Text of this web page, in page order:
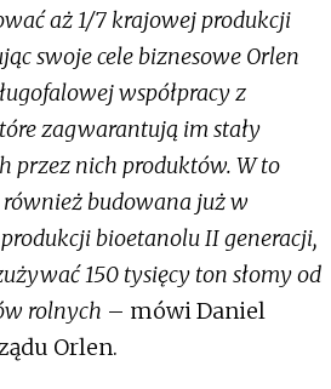
aż 1/7 krajowej produkcji
swoje cele biznesowe Orlen
współpracy z
zagwarantują im stały
przez nich produktów. W to
również budowana już w
bioetanolu II generacji,
150 tysięcy ton słomy od
rolnych – mówi Daniel
Orlen.